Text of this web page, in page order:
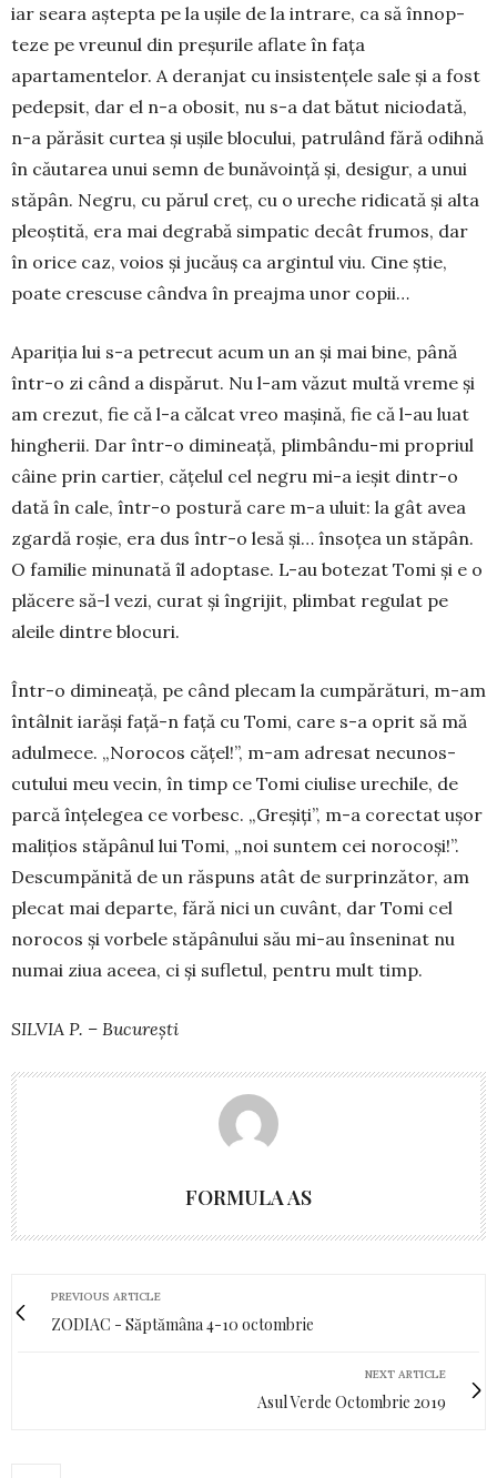
iar seara aștepta pe la uși­le de la intrare, ca să în­nop­
teze pe vreunul din preșurile aflate în fața
apartamentelor. A de­ranjat cu insistențele sale și a fost
pedepsit, dar el n-a obo­sit, nu s-a dat bătut niciodată,
n-a părăsit curtea și ușile blo­cului, patrulând fără odihnă
în cău­tarea unui semn de bu­nă­voință și, desigur, a unui
stăpân. Negru, cu părul creț, cu o ure­che ridi­cată și alta
pleoștită, era mai degrabă simpatic decât frumos, dar
în orice caz, voios și jucăuș ca ar­gintul viu. Cine știe,
poate crescuse cândva în preaj­ma unor copii…
Apariția lui s-a petrecut acum un an și mai bine, până
într-o zi când a dispărut. Nu l-am văzut multă vreme și
am crezut, fie că l-a călcat vreo mașină, fie că l-au luat
hingherii. Dar într-o dimineață, plim­bân­du-mi propriul
câine prin cartier, cățelul cel negru mi-a ieșit dintr-o
dată în cale, într-o pos­tură care m-a uluit: la gât avea
zgardă roșie, era dus într-o lesă și… însoțea un stăpân.
O fa­mi­lie minunată îl adoptase. L-au botezat Tomi și e o
plăcere să-l vezi, curat și în­grijit, plimbat regulat pe
aleile dintre blocuri.
Într-o dimineață, pe când ple­cam la cumpărături, m-am
întâlnit iarăși față-n față cu To­mi, care s-a oprit să mă
adul­mece. „Norocos cățel!”, m-am adresat necu­nos­
cutului meu ve­cin, în timp ce Tomi ciulise ure­chile, de
parcă înțelegea ce vorbesc. „Greșiți”, m-a corectat ușor
malițios stăpânul lui Tomi, „noi suntem cei no­ro­coși!”.
Descumpănită de un răs­puns atât de sur­prin­zător, am
plecat mai departe, fără nici un cuvânt, dar Tomi cel
norocos și vorbele stăpânului său mi-au în­se­ninat nu
numai ziua aceea, ci și sufletul, pentru mult timp.
SILVIA P. – București
FORMULA AS
PREVIOUS ARTICLE
ZODIAC - Săptămâna 4-10 octombrie
NEXT ARTICLE
Asul Verde Octombrie 2019